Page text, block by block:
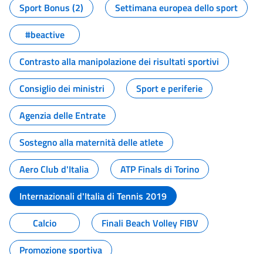
Sport Bonus (2)
Settimana europea dello sport
#beactive
Contrasto alla manipolazione dei risultati sportivi
Consiglio dei ministri
Sport e periferie
Agenzia delle Entrate
Sostegno alla maternità delle atlete
Aero Club d'Italia
ATP Finals di Torino
Internazionali d'Italia di Tennis 2019
Calcio
Finali Beach Volley FIBV
Promozione sportiva